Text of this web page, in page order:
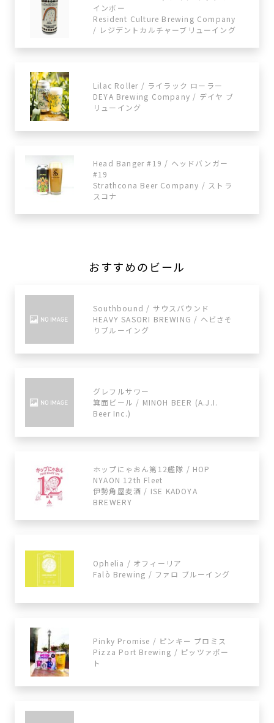
インボー
Resident Culture Brewing Company
/ レジデントカルチャーブリューイング
Lilac Roller / ライラック ローラー
DEYA Brewing Company / デイヤ ブ
リューイング
Head Banger #19 / ヘッドバンガー
#19
Strathcona Beer Company / ストラ
スコナ
おすすめのビール
Southbound / サウスバウンド
HEAVY SASORI BREWING / ヘビさそ
りブルーイング
グレフルサワー
箕面ビール / MINOH BEER (A.J.I.
Beer Inc.)
ホップにゃおん第12艦隊 / HOP
NYAON 12th Fleet
伊勢角屋麦酒 / ISE KADOYA
BREWERY
Ophelia / オフィーリア
Falò Brewing / ファロ ブルーイング
Pinky Promise / ピンキー プロミス
Pizza Port Brewing / ​​ピッツァポー
ト